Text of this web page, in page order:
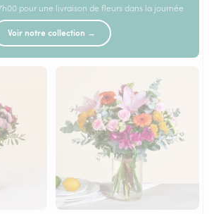
pour une livraison de fleurs dans la journée
Voir notre collection →